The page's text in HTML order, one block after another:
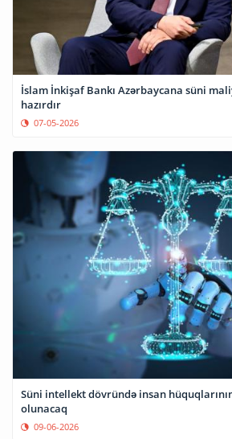
İslam İnkişaf Bankı Azərbaycana süni
hazırdır
07-05-2026
Süni intellekt dövründə insan
olunacaq
09-06-2026